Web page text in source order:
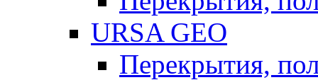
URSA GEO
Перекрытия,